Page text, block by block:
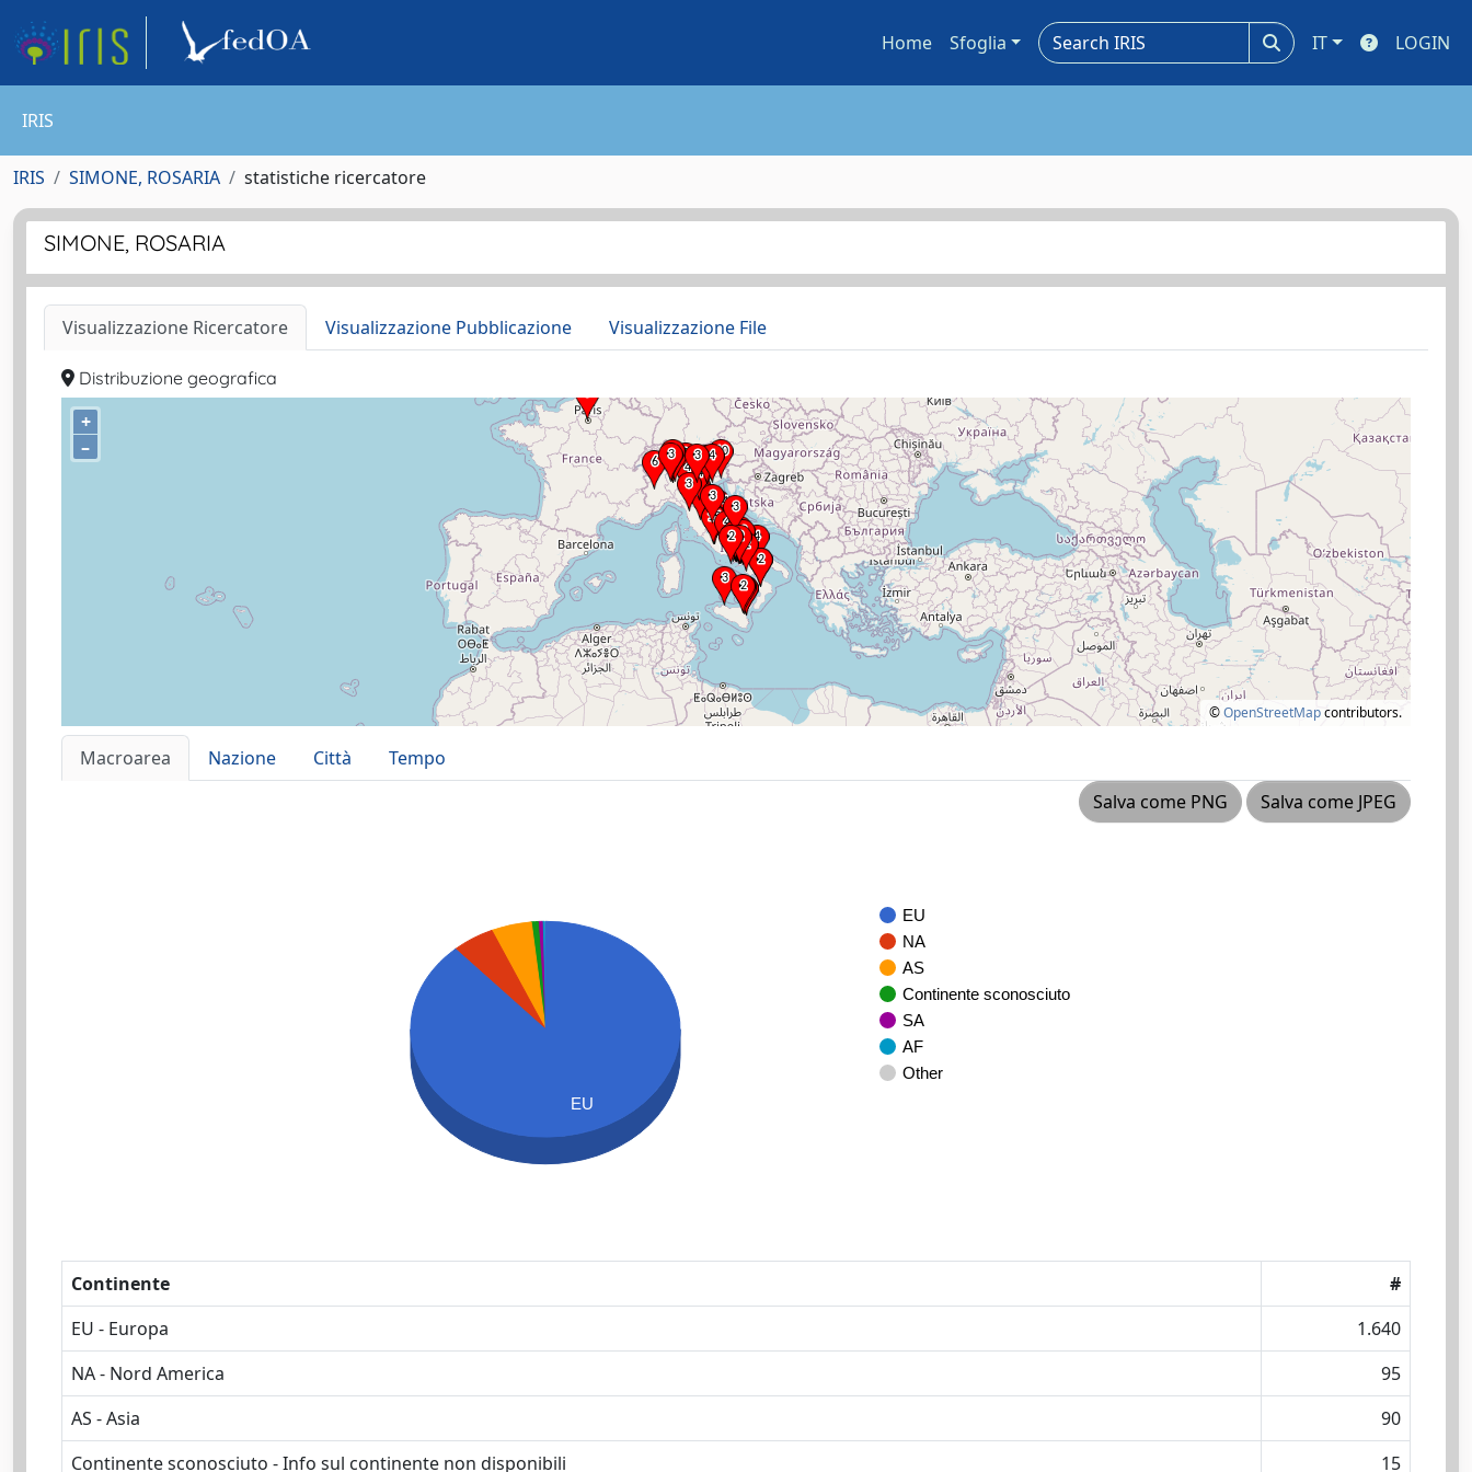
Home Sfoglia IT LOGIN
IRIS
IRIS SIMONE, ROSARIA statistiche ricercatore
SIMONE, ROSARIA
Visualizzazione Ricercatore Visualizzazione Pubblicazione Visualizzazione File
Distribuzione geografica
+
–
©OpenStreetMapcontributors.
Macroarea Nazione Città
Tempo
Salva come PNG
Salva come JPEG
EU
NA
AS
Continente sconosciuto
SA
AF
Other
EU
Continente
#
EU - Europa
1.640
NA - Nord America
95
AS - Asia
90
Continente sconosciuto - Info sul continente non disponibili
15